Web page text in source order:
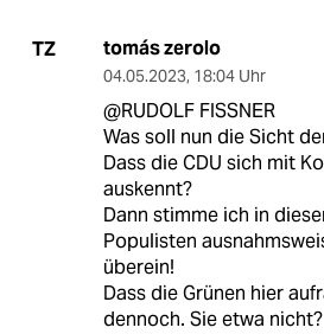
TZ tomás zerolo
04.05.2023, 18:04 Uhr
@RUDOLF FISSNER
Was soll nun die Sicht
Dass die CDU sich mit
auskennt?
Dann stimme ich in
Populisten
überein!
Dass die Grünen hier
dennoch. Sie etwa nicht?